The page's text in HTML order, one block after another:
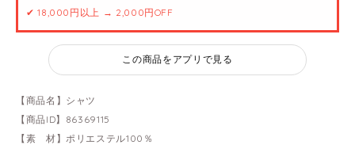
✔ 18,000円以上 → 2,000円OFF
この商品をアプリで見る
【商品名】シャツ
【商品ID】86369115
【素 材】ポリエステル100％